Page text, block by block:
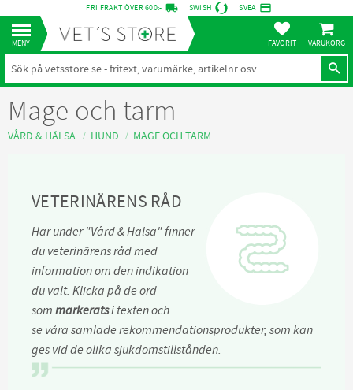
Meny
FRI FRAKT ÖVER 600:- local_shipping SWISH SVEA credit_card
FAVORITER
Mage och tarm
VÅRD & HÄLSA HUND MAGE OCH TARM
VETERINÄRENS RÅD
Här under "Vård & Hälsa" finner
du veterinärens råd med
information om den indikation
du valt. Klicka på de ord
som markeratsi texten och
se våra samlade rekommendationsprodukter, som kan
ges vid de olika sjukdomstillstånden.